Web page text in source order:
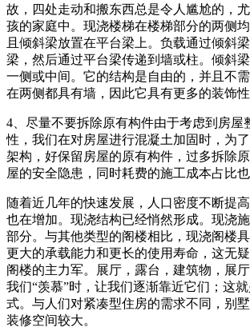
故，四处走动和搬东西总是令人尴尬的，
孩的家庭中。现浇楼梯在楼梯部分的两侧
且倾斜梁放置在平台梁上。负载通过倾斜
梁，然后通过平台梁传递到墙或柱。倾斜
一侧或中间。它的结构是自由的，并且不
在两侧都具有墙，因此它具有更多的装饰性
4、尽量不要拆除原有构件由于考虑到房屋
性，我们在对房屋进行混凝土加固时，为
架构，好保留房屋的原有构件，过多拆除
屋的安全隐患，同时耗费的施工成本占比也
随着近几年的快速发展，人口密度不断提
也在增加。现浇结构已经悄然形成。现浇
部分。与其他类型的阁楼相比，现浇阁楼
更大的承载能力和更长的使用寿命，这无
阁楼的主力军。展厅，露台，建筑物，展
我们“羡慕”时，让我们逐渐靠近它们；这
式。与人们对紧凑型住房的需求不同，别
装修空间较大。